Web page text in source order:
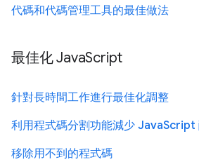
代碼和代碼管理工具的最佳做法
最佳化 JavaScript
針對長時間工作進行最佳化調整
利用程式碼分割功能減少 JavaScript
移除用不到的程式碼